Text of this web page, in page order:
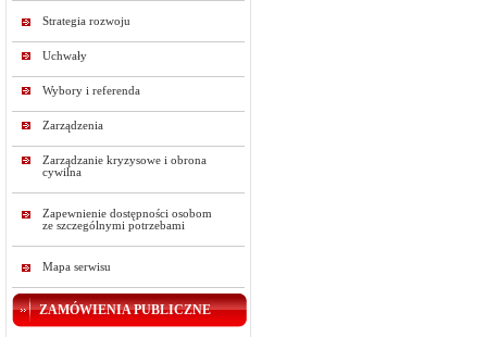
Strategia rozwoju
Uchwały
Wybory i referenda
Zarządzenia
Zarządzanie kryzysowe i obrona
cywilna
Zapewnienie dostępności osobom
ze szczególnymi potrzebami
Mapa serwisu
ZAMÓWIENIA PUBLICZNE